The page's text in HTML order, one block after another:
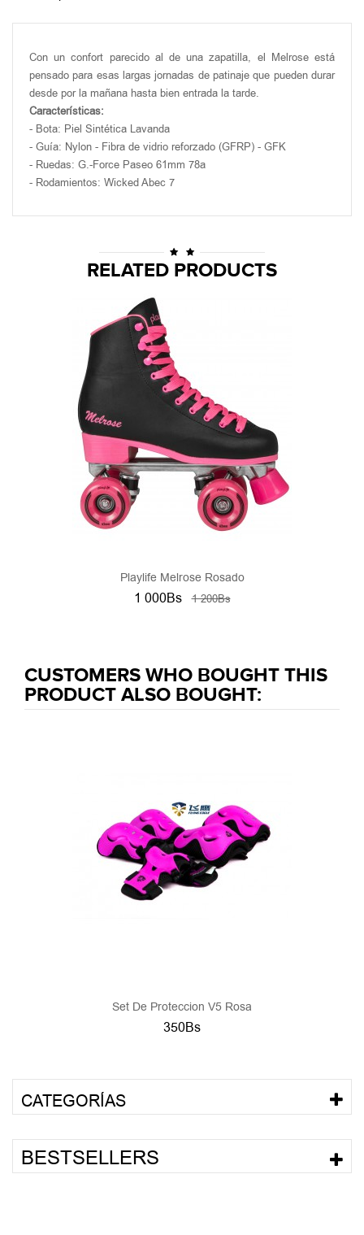
Con un confort parecido al de una zapatilla, el Melrose está
pensado para esas largas jornadas de patinaje que pueden durar
desde por la mañana hasta bien entrada la tarde.
Características:
- Bota: Piel Sintética Lavanda
- Guía: Nylon - Fibra de vidrio reforzado (GFRP) - GFK
- Ruedas: G.-Force Paseo 61mm 78a
- Rodamientos: Wicked Abec 7
RELATED PRODUCTS
Playlife Melrose Rosado
1 000Bs 1 200Bs
CUSTOMERS WHO BOUGHT THIS
PRODUCT ALSO BOUGHT:
Set De Proteccion V5 Rosa
350Bs
CATEGORÍAS
BESTSELLERS